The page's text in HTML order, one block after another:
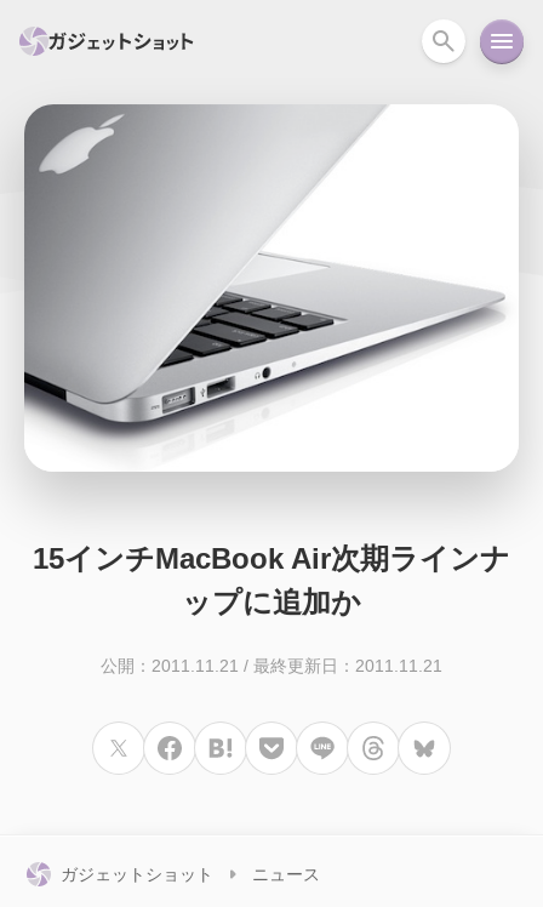
PC関連
スマートホーム アクションカメラ
iPad Mac コラム
ニュース オーディオ 周辺機器
15インチMacBook Air次期ラインナ
ップに追加か
公開：2011.11.21 / 最終更新日：2011.11.21
ガジェットショット ニュース